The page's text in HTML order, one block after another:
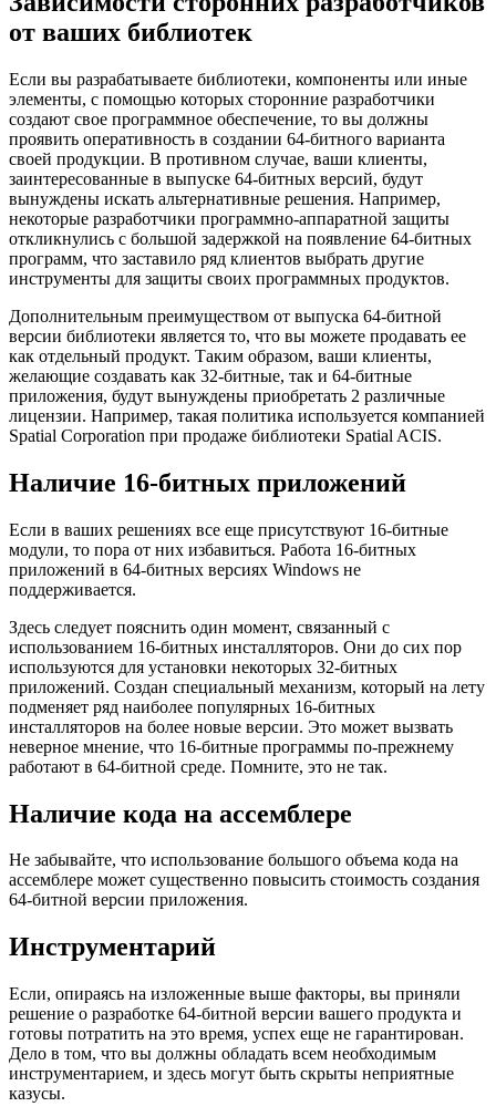
от ваших библиотек
Если вы разрабатываете библиотеки, компоненты или иные
элементы, с помощью которых сторонние разработчики
создают свое программное обеспечение, то вы должны
проявить оперативность в создании 64-битного варианта
своей продукции. В противном случае, ваши клиенты,
заинтересованные в выпуске 64-битных версий, будут
вынуждены искать альтернативные решения. Например,
некоторые разработчики программно-аппаратной защиты
откликнулись с большой задержкой на появление 64-битных
программ, что заставило ряд клиентов выбрать другие
инструменты для защиты своих программных продуктов.
Дополнительным преимуществом от выпуска 64-битной
версии библиотеки является то, что вы можете продавать ее
как отдельный продукт. Таким образом, ваши клиенты,
желающие создавать как 32-битные, так и 64-битные
приложения, будут вынуждены приобретать 2 различные
лицензии. Например, такая политика используется компанией
Spatial Corporation при продаже библиотеки Spatial ACIS.
Наличие 16-битных приложений
Если в ваших решениях все еще присутствуют 16-битные
модули, то пора от них избавиться. Работа 16-битных
приложений в 64-битных версиях Windows не
поддерживается.
Здесь следует пояснить один момент, связанный с
использованием 16-битных инсталляторов. Они до сих пор
используются для установки некоторых 32-битных
приложений. Создан специальный механизм, который на лету
подменяет ряд наиболее популярных 16-битных
инсталляторов на более новые версии. Это может вызвать
неверное мнение, что 16-битные программы по-прежнему
работают в 64-битной среде. Помните, это не так.
Наличие кода на ассемблере
Не забывайте, что использование большого объема кода на
ассемблере может существенно повысить стоимость создания
64-битной версии приложения.
Инструментарий
Если, опираясь на изложенные выше факторы, вы приняли
решение о разработке 64-битной версии вашего продукта и
готовы потратить на это время, успех еще не гарантирован.
Дело в том, что вы должны обладать всем необходимым
инструментарием, и здесь могут быть скрыты неприятные
казусы.